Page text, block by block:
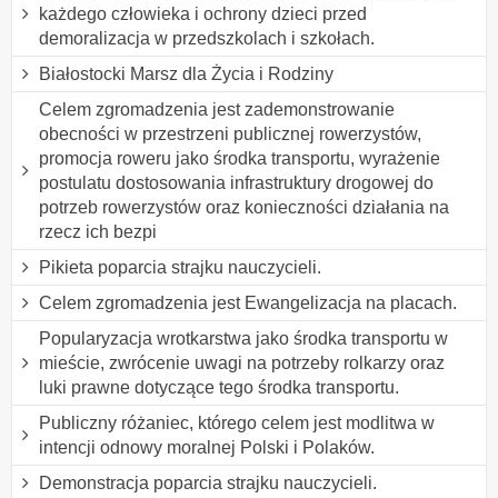
każdego człowieka i ochrony dzieci przed
demoralizacja w przedszkolach i szkołach.
Białostocki Marsz dla Życia i Rodziny
Celem zgromadzenia jest zademonstrowanie
obecności w przestrzeni publicznej rowerzystów,
promocja roweru jako środka transportu, wyrażenie
postulatu dostosowania infrastruktury drogowej do
potrzeb rowerzystów oraz konieczności działania na
rzecz ich bezpi
Pikieta poparcia strajku nauczycieli.
Celem zgromadzenia jest Ewangelizacja na placach.
Popularyzacja wrotkarstwa jako środka transportu w
mieście, zwrócenie uwagi na potrzeby rolkarzy oraz
luki prawne dotyczące tego środka transportu.
Publiczny różaniec, którego celem jest modlitwa w
intencji odnowy moralnej Polski i Polaków.
Demonstracja poparcia strajku nauczycieli.